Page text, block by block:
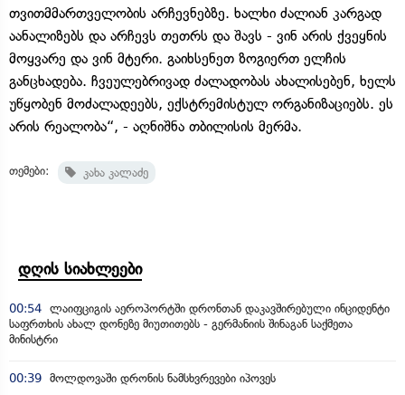
თვითმმართველობის არჩევნებზე. ხალხი ძალიან კარგად
აანალიზებს და არჩევს თეთრს და შავს - ვინ არის ქვეყნის
მოყვარე და ვინ მტერი. გაიხსენეთ ზოგიერთ ელჩის
განცხადება. ჩვეულებრივად ძალადობას ახალისებენ, ხელს
უწყობენ მოძალადეებს, ექსტრემისტულ ორგანიზაციებს. ეს
არის რეალობა“, - აღნიშნა თბილისის მერმა.
თემები: კახა კალაძე
დღის სიახლეები
00:54 ლაიფციგის აეროპორტში დრონთან დაკავშირებული ინციდენტი
საფრთხის ახალ დონეზე მიუთითებს - გერმანიის შინაგან საქმეთა
მინისტრი
00:39 მოლდოვაში დრონის ნამსხვრევები იპოვეს